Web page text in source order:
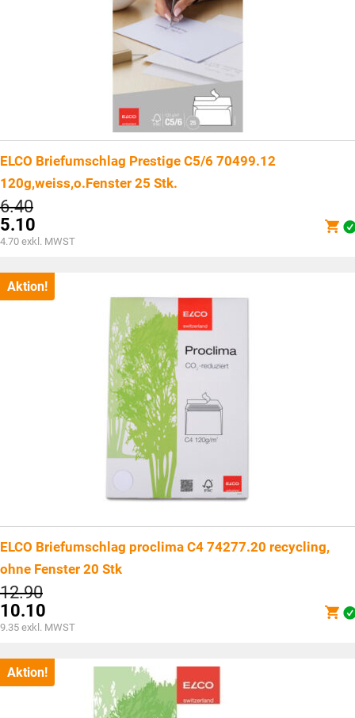
ELCO Briefumschlag Prestige C5/6 70499.12
120g,weiss,o.Fenster 25 Stk.
6.40Ursprünglicher
Preis
war:
CHF6.40
5.10
Aktueller
ist:
CHF5.10.
4.70 exkl. MWST
Aktion!
ELCO Briefumschlag proclima C4 74277.20 recycling,
ohne Fenster 20 Stk
12.90Ursprünglicher
Preis
war:
CHF12.90
10.10
Aktueller
ist:
CHF10.10.
9.35 exkl. MWST
Aktion!